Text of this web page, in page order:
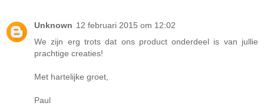
Unknown 12 februari 2015 om 12:02
We zijn erg trots dat ons product onderdeel is van jullie
prachtige creaties!
Met hartelijke groet,
Paul